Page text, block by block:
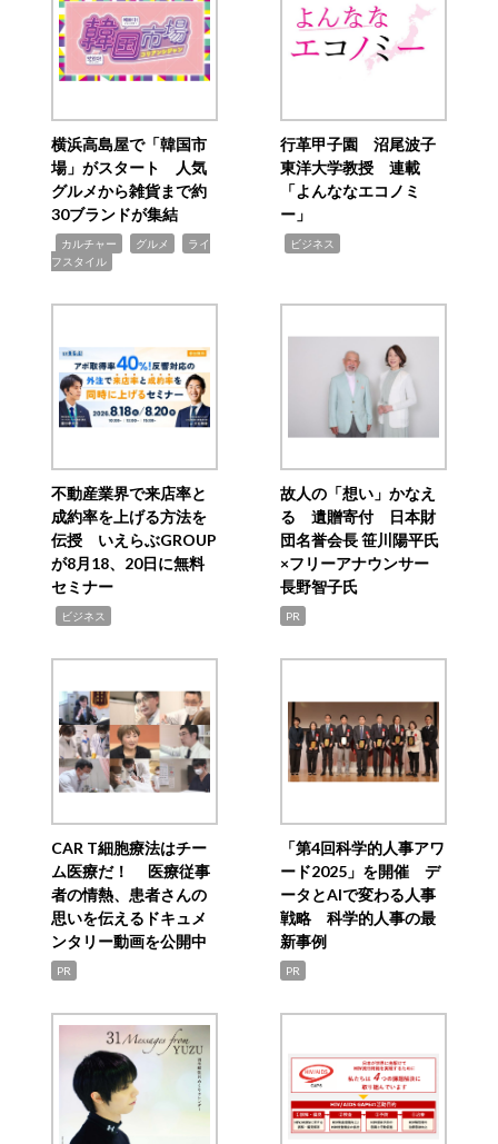
横浜高島屋で「韓国市
場」がスタート 人気
グルメから雑貨まで約
30ブランドが集結
カルチャー グルメ
ライ
フスタイル
行革甲子園 沼尾波子
東洋大学教授 連載
「よんななエコノミ
ー」
ビジネス
不動産業界で来店率と
成約率を上げる方法を
伝授 いえらぶGROUP
が8月18、20日に無料
セミナー
ビジネス
故人の「想い」かなえ
る 遺贈寄付 日本財
団名誉会長 笹川陽平氏
×フリーアナウンサー
長野智子氏
PR
CAR T細胞療法はチー
ム医療だ！ 医療従事
者の情熱、患者さんの
思いを伝えるドキュメ
ンタリー動画を公開中
PR
「第4回科学的人事アワ
ード2025」を開催 デ
ータとAIで変わる人事
戦略 科学的人事の最
新事例
PR